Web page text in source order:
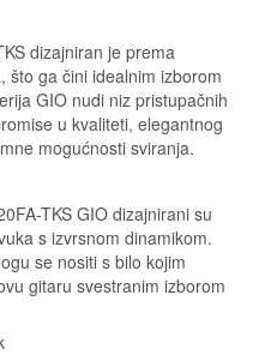
dizajniran je prema
što ga čini idealnim izborom
GIO nudi niz pristupačnih
u kvaliteti, elegantnog
mogućnosti sviranja.
TKS GIO dizajnirani su
s izvrsnom dinamikom.
se nositi s bilo kojim
gitaru svestranim izborom